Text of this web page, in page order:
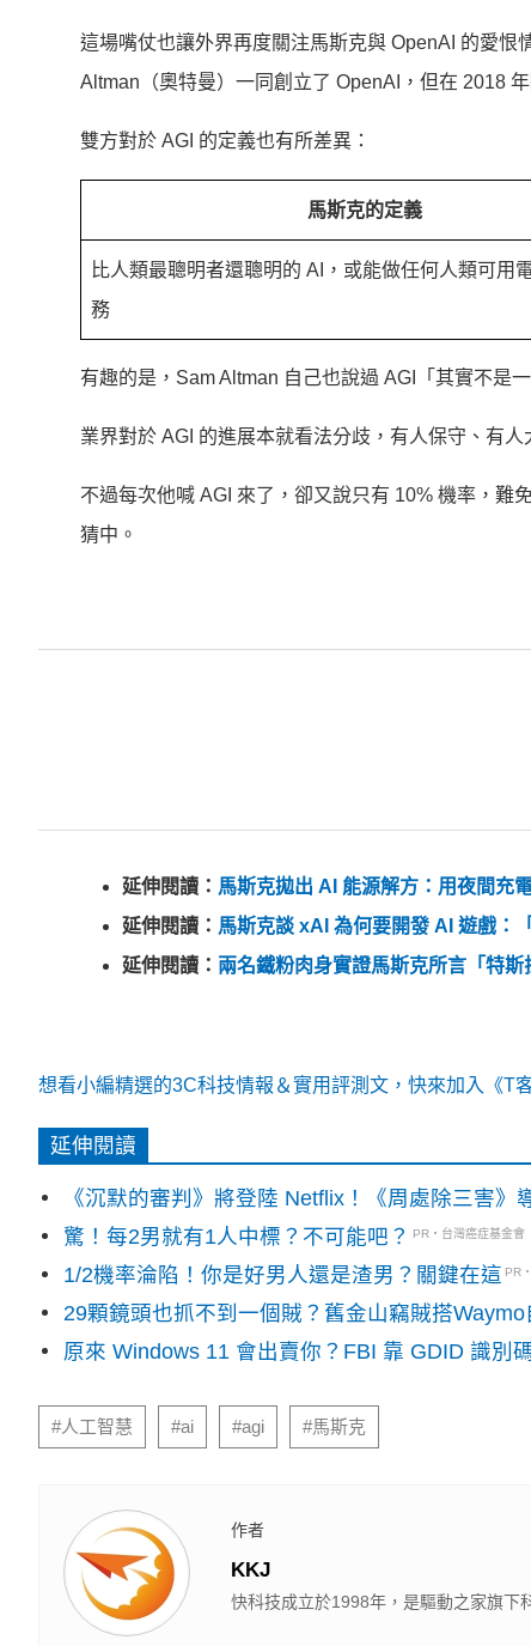
這場嘴仗也讓外界再度關注馬斯克與 OpenAI 的愛
Altman（奧特曼）一同創立了 OpenAI，但在 2018
雙方對於 AGI 的定義也有所差異：
馬斯克的定義
比人類最聰明者還聰明的 AI，或能做任何人類可用
務
有趣的是，Sam Altman 自己也說過 AGI「其實不是
業界對於 AGI 的進展本就看法分歧，有人保守、有
不過每次他喊 AGI 來了，卻又說只有 10% 機率，
猜中。
延伸閱讀： 馬斯克拋出 AI 能源解方：用夜間充
延伸閱讀： 馬斯克談 xAI 為何要開發 AI 遊戲：
延伸閱讀： 兩名鐵粉肉身實證馬斯克所言「特
想看小編精選的3C科技情報＆實用評測文，快來加入《T
延伸閱讀
《沉默的審判》將登陸 Netflix！《周處除三害》
驚！每2男就有1人中標？不可能吧？
PR・台灣癌症基金會
1/2機率淪陷！你是好男人還是渣男？關鍵在這 PR
29顆鏡頭也抓不到一個賊？舊金山竊賊搭
原來 Windows 11 會出賣你？FBI 靠 GDID 識別
#人工智慧 #ai #agi #馬斯克
作者
KKJ
快科技成立於1998年，是驅動之家旗下